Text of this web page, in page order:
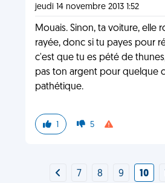
jeudi 14 novembre 2013 1:52
Mouais. Sinon, ta voiture, elle
rayée, donc si tu payes pour
c'est que tu es pété de
pas ton argent pour quelque
pathétique.
1 5
7 8 9 10